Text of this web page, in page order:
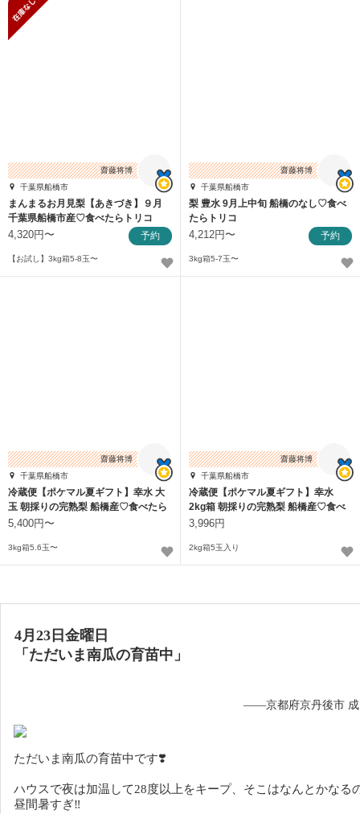
齋藤将博
千葉県船橋市
まんまるお月見梨【あきづき】９月
千葉県船橋市産♡食べたらトリコ
4,320円〜 予約
【お試し】3kg箱5-8玉〜
齋藤将博
千葉県船橋市
梨 豊水 9月上中旬 船橋のなし♡食べ
たらトリコ
4,212円〜 予約
3kg箱5-7玉〜
齋藤将博
千葉県船橋市
冷蔵便【ポケマル夏ギフト】幸水 大
玉 朝採りの完熟梨 船橋産♡食べたら
トリコ
5,400円〜
3kg箱5.6玉〜
齋藤将博
千葉県船橋市
冷蔵便【ポケマル夏ギフト】幸水
2kg箱 朝採りの完熟梨 船橋産♡食べ
たらトリコ
3,996円
2kg箱5玉入り
4月23日金曜日
「ただいま南瓜の育苗中」
——京都府京丹後市 成
ただいま南瓜の育苗中です❣️
ハウスで夜は加温して28度以上をキープ、そこはなんとかなる
昼間暑すぎ‼️